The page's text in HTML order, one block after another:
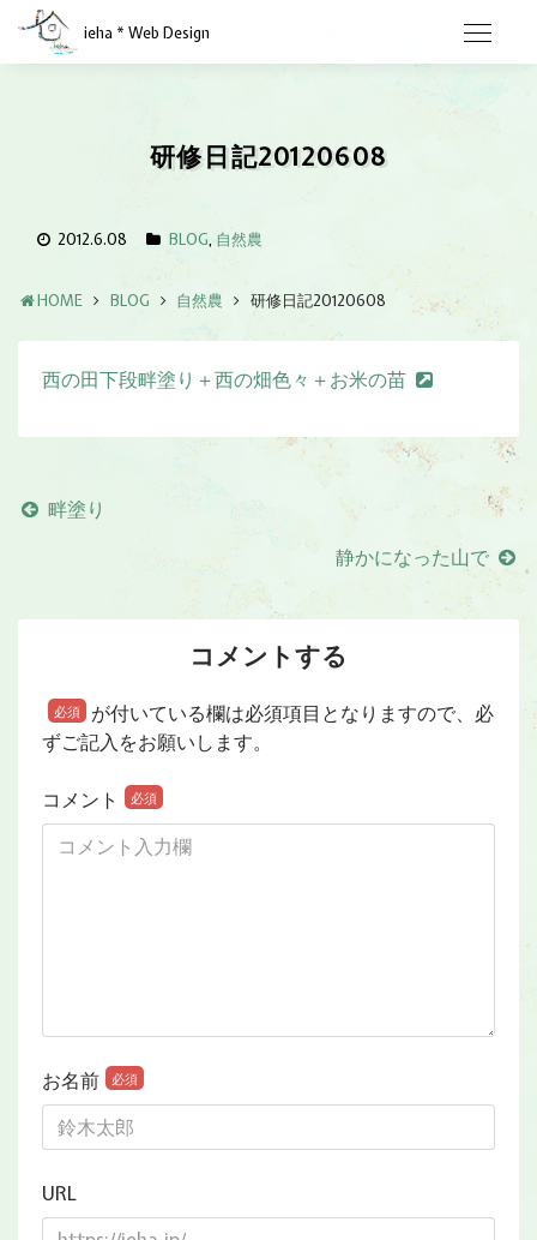
ieha * Web Design
研修日記20120608
2012.6.08 BLOG, 自然農
HOME BLOG 自然農 研修日記20120608
西の田下段畔塗り＋西の畑色々＋お米の苗
畔塗り
静かになった山で
コメントする
必須
が付いている欄は必須項目となりますので、必
ずご記入をお願いします。
コメント 必須
お名前 必須
URL